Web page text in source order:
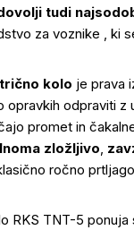
tudi
za voznike , ki
kolo je prava
opravkih odpraviti
promet in
zložljivo,
ročno
RKS TNT-5 ponuja